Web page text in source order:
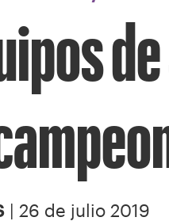
| 26 de julio 2019